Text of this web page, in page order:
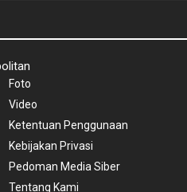
Foto
Video
Ketentuan Penggunaan
Kebijakan Privasi
Pedoman Media Siber
Tentang Kami